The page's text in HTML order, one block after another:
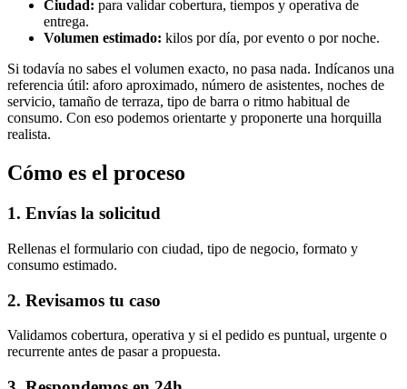
Ciudad: para validar cobertura, tiempos y operativa de
entrega.
Volumen estimado: kilos por día, por evento o por noche.
Si todavía no sabes el volumen exacto, no pasa nada. Indícanos una
referencia útil: aforo aproximado, número de asistentes, noches de
servicio, tamaño de terraza, tipo de barra o ritmo habitual de
consumo. Con eso podemos orientarte y proponerte una horquilla
realista.
Cómo es el proceso
1. Envías la solicitud
Rellenas el formulario con ciudad, tipo de negocio, formato y
consumo estimado.
2. Revisamos tu caso
Validamos cobertura, operativa y si el pedido es puntual, urgente o
recurrente antes de pasar a propuesta.